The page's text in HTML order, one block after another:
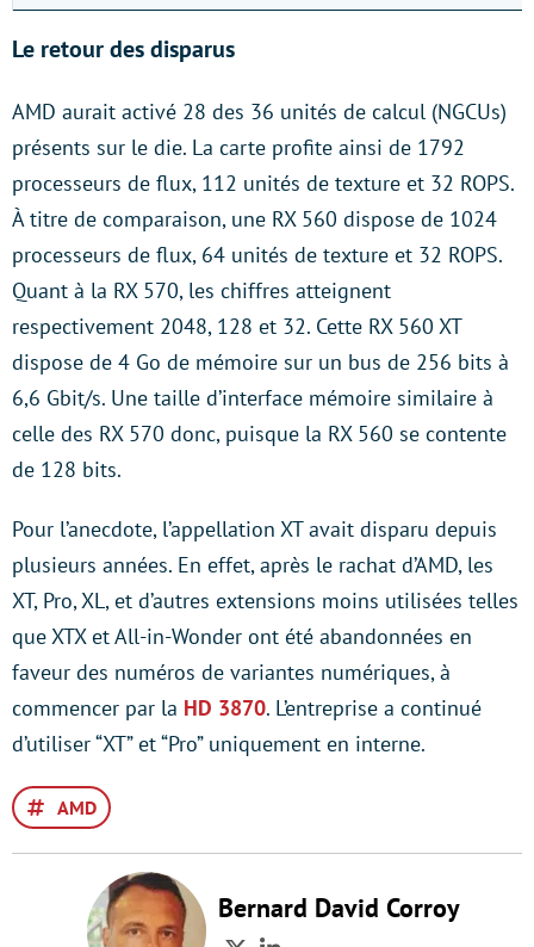
Le retour des disparus
AMD aurait activé 28 des 36 unités de calcul (NGCUs)
présents sur le die. La carte profite ainsi de 1792
processeurs de flux, 112 unités de texture et 32 ROPS.
À titre de comparaison, une RX 560 dispose de 1024
processeurs de flux, 64 unités de texture et 32 ROPS.
Quant à la RX 570, les chiffres atteignent
respectivement 2048, 128 et 32. Cette RX 560 XT
dispose de 4 Go de mémoire sur un bus de 256 bits à
6,6 Gbit/s. Une taille d’interface mémoire similaire à
celle des RX 570 donc, puisque la RX 560 se contente
de 128 bits.
Pour l’anecdote, l’appellation XT avait disparu depuis
plusieurs années. En effet, après le rachat d’AMD, les
XT, Pro, XL, et d’autres extensions moins utilisées telles
que XTX et All-in-Wonder ont été abandonnées en
faveur des numéros de variantes numériques, à
commencer par la HD 3870. L’entreprise a continué
d’utiliser “XT” et “Pro” uniquement en interne.
AMD
Bernard David Corroy